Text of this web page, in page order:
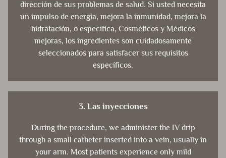
dirección de sus problemas de salud. Si usted necesita
un impulso de energía, mejora la inmunidad, mejora la
hidratación, o específica, Cosméticos y Médicos
mejoras, los ingredientes son cuidadosamente
seleccionados para satisfacer sus requisitos
específicos.
3. Las inyecciones
During the procedure, we administer the IV drip
through a small catheter inserted into a vein, usually in
your arm. Most patients experience only mild